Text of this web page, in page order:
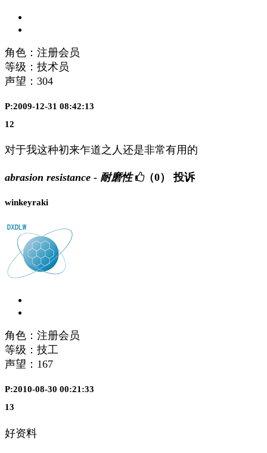
角色：注册会员
等级：技术员
声望： 304
P:2009-12-31 08:42:13
12
对于我这种初来乍道之人还是非常有用的
abrasion resistance - 耐磨性 （0） 投诉
winkeyraki
角色：注册会员
等级：技工
声望： 167
P:2010-08-30 00:21:33
13
好资料